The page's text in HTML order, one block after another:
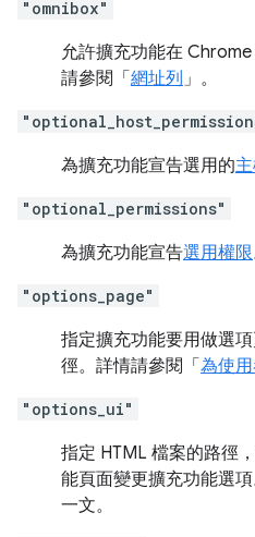
"omnibox"
允許擴充功能在
請參閱「 網址列 」。
為擴充功能宣告選用的
"optional_permissions"
為擴充功能宣告選用權限
"options_page"
指定擴充功能要用做選
徑。詳情請參閱「 為使
"options_ui"
指定 HTML 檔案的路徑
能頁面變更擴充功能選
一文。